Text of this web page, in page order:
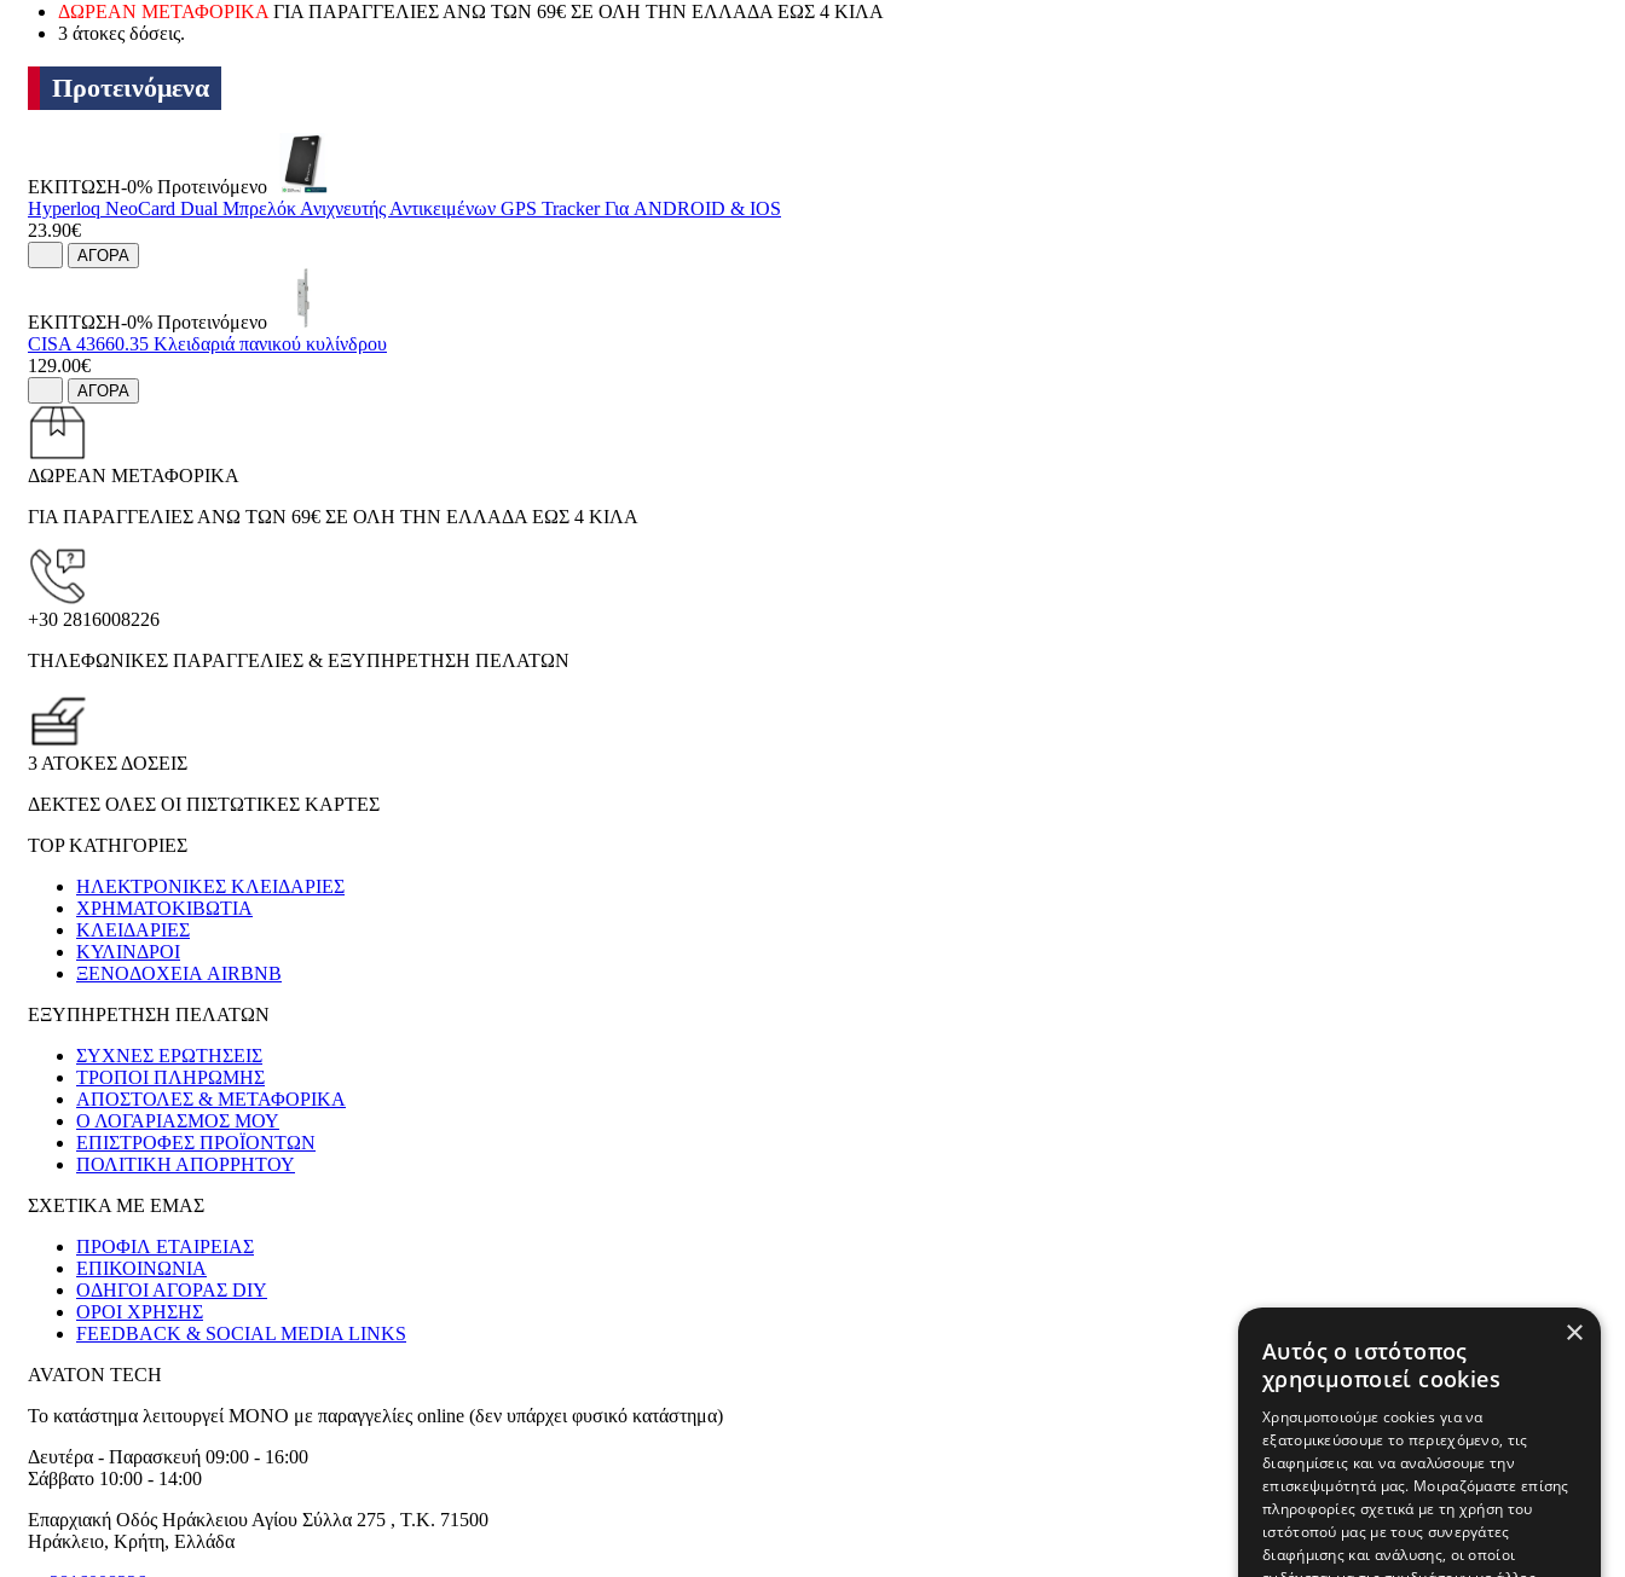
ΔΩΡΕΑΝ ΜΕΤΑΦΟΡΙΚΑ ΓΙΑ ΠΑΡΑΓΓΕΛΙΕΣ ΑΝΩ ΤΩΝ 69€ ΣΕ ΟΛΗ ΤΗΝ ΕΛΛΑΔΑ ΕΩΣ 4 ΚΙΛΑ
3 άτοκες δόσεις.
Προτεινόμενα
ΕΚΠΤΩΣΗ-0% Προτεινόμενο
Hyperloq NeoCard Dual Μπρελόκ Ανιχνευτής Αντικειμένων GPS Tracker Για ANDROID & IOS
23.90€
ΑΓΟΡΑ
ΕΚΠΤΩΣΗ-0% Προτεινόμενο
CISA 43660.35 Κλειδαριά πανικού κυλίνδρου
129.00€
ΑΓΟΡΑ
ΔΩΡΕΑΝ ΜΕΤΑΦΟΡΙΚΑ
ΓΙΑ ΠΑΡΑΓΓΕΛΙΕΣ ΑΝΩ ΤΩΝ 69€ ΣΕ ΟΛΗ ΤΗΝ ΕΛΛΑΔΑ ΕΩΣ 4 ΚΙΛΑ
+30 2816008226
ΤΗΛΕΦΩΝΙΚΕΣ ΠΑΡΑΓΓΕΛΙΕΣ & ΕΞΥΠΗΡΕΤΗΣΗ ΠΕΛΑΤΩΝ
3 ΑΤΟΚΕΣ ΔΟΣΕΙΣ
ΔΕΚΤΕΣ ΟΛΕΣ ΟΙ ΠΙΣΤΩΤΙΚΕΣ ΚΑΡΤΕΣ
TOP ΚΑΤΗΓΟΡΙΕΣ
ΗΛΕΚΤΡΟΝΙΚΈΣ ΚΛΕΙΔΑΡΙΈΣ
ΧΡΗΜΑΤΟΚΙΒΏΤΙΑ
ΚΛΕΙΔΑΡΙΈΣ
ΚΎΛΙΝΔΡΟΙ
ΞΕΝΟΔΟΧΕΊΑ AIRBNB
ΕΞΥΠΗΡΕΤΗΣΗ ΠΕΛΑΤΩΝ
ΣΥΧΝΕΣ ΕΡΩΤΗΣΕΙΣ
ΤΡΟΠΟΙ ΠΛΗΡΩΜΗΣ
ΑΠΟΣΤΟΛΕΣ & ΜΕΤΑΦΟΡΙΚΑ
Ο ΛΟΓΑΡΙΑΣΜΟΣ ΜΟΥ
ΕΠΙΣΤΡΟΦΕΣ ΠΡΟΪΟΝΤΩΝ
ΠΟΛΙΤΙΚΗ ΑΠΟΡΡΗΤΟΥ
ΣΧΕΤΙΚΑ ΜΕ ΕΜΑΣ
ΠΡΟΦΙΛ ΕΤΑΙΡΕΙΑΣ
ΕΠΙΚΟΙΝΩΝΙΑ
ΟΔΗΓΟΙ ΑΓΟΡΑΣ DIY
ΟΡΟΙ ΧΡΗΣΗΣ
FEEDBACK & SOCIAL MEDIA LINKS
AVATON TECH
Το κατάστημα λειτουργεί ΜΟΝΟ με παραγγελίες online (δεν υπάρχει φυσικό κατάστημα)
Δευτέρα - Παρασκευή 09:00 - 16:00
Σάββατο 10:00 - 14:00
Επαρχιακή Οδός Ηράκλειου Αγίου Σύλλα 275 , T.K. 71500
Ηράκλειο, Κρήτη, Ελλάδα
×
Αυτός ο ιστότοπος
χρησιμοποιεί cookies
Χρησιμοποιούμε cookies για να
εξατομικεύσουμε το περιεχόμενο, τις
διαφημίσεις και να αναλύσουμε την
επισκεψιμότητά μας. Μοιραζόμαστε επίσης
πληροφορίες σχετικά με τη χρήση του
ιστότοπού μας με τους συνεργάτες
διαφήμισης και ανάλυσης, οι οποίοι